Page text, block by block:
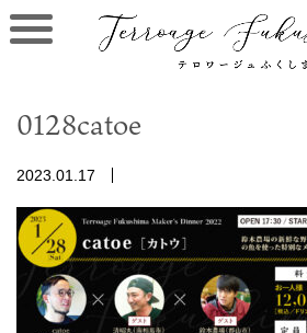
0128catoe
2023.01.17